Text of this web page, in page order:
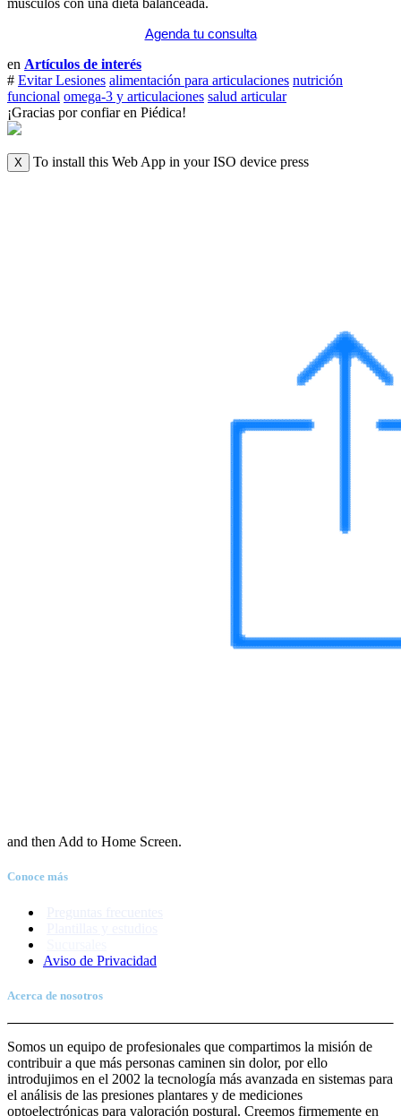
Agenda tu consulta
en Artículos de interés
# Evitar Lesiones alimentación para articulaciones nutrición
funcional omega-3 y articulaciones salud articular
¡Gracias por confiar en Piédica!
X To install this Web App in your ISO device press
and then Add to Home Screen.
Conoce más
Aviso de Privacidad
Acerca de nosotros
Somos un equipo de profesionales que compartimos la misión de
contribuir a que más personas caminen sin dolor, por ello
introdujimos en el 2002 la tecnología más avanzada en sistemas para
el análisis de las presiones plantares y de mediciones
optoelectrónicas para valoración postural. Creemos firmemente en